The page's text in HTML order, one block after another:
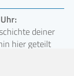
deiner
hier geteilt
Teil...